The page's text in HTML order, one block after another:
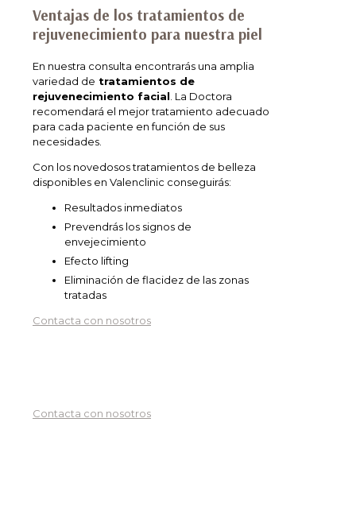
Ventajas de los tratamientos de
rejuvenecimiento para nuestra piel
En nuestra consulta encontrarás una amplia
variedad de tratamientos de
rejuvenecimiento facial. La Doctora
recomendará el mejor tratamiento adecuado
para cada paciente en función de sus
necesidades.
Con los novedosos tratamientos de belleza
disponibles en Valenclinic conseguirás:
Resultados inmediatos
Prevendrás los signos de
envejecimiento
Efecto lifting
Eliminación de flacidez de las zonas
tratadas
Contacta con nosotros
Contacta con nosotros